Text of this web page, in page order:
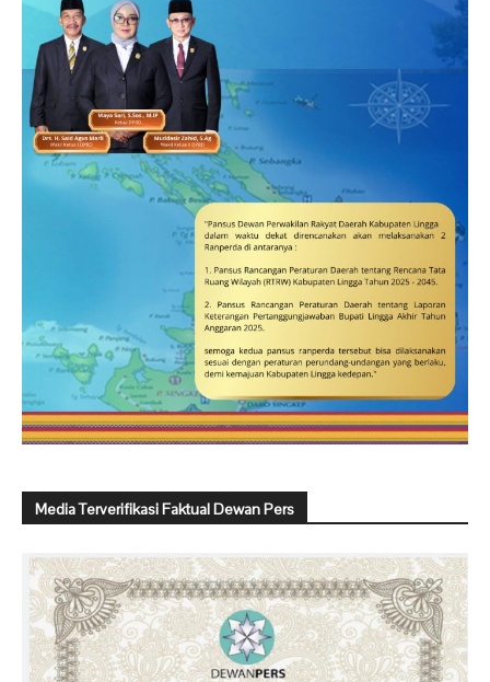
Media Terverifikasi Faktual Dewan Pers